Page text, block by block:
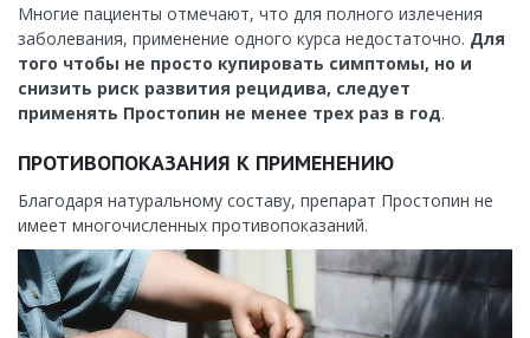
Многие пациенты отмечают, что для полного излечения
заболевания, применение одного курса недостаточно. Для
того чтобы не просто купировать симптомы, но и
снизить риск развития рецидива, следует
применять Простопин не менее трех раз в год.
ПРОТИВОПОКАЗАНИЯ К ПРИМЕНЕНИЮ
Благодаря натуральному составу, препарат Простопин не
имеет многочисленных противопоказаний.